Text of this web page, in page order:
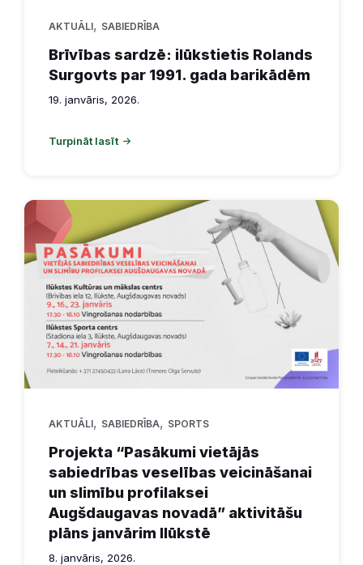
AKTUĀLI, SABIEDRĪBA
Brīvības sardzē: ilūkstietis Rolands
Surgovts par 1991. gada barikādēm
19. janvāris, 2026.
Turpināt lasīt
AKTUĀLI, SABIEDRĪBA, SPORTS
Projekta “Pasākumi vietājās
sabiedrības veselības veicināšanai
un slimību profilaksei
Augšdaugavas novadā” aktivitāšu
plāns janvārim Ilūkstē
8. janvāris, 2026.